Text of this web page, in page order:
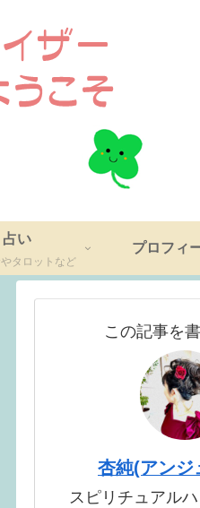
占い
タロットなど
プロフィ
この記事を
杏純(アンジ
スピリチュアル